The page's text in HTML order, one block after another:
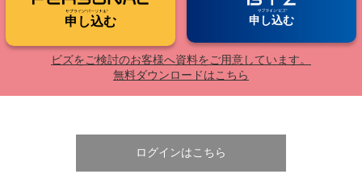
申し込む 申し込む
ビズをご検討のお客様へ資料をご用意しています。
無料ダウンロードはこちら
ログインはこちら